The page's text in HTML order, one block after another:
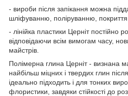
- вироби після запікання можна
шліфуванню, поліруванню,
- лінійка пластики Церніт постійно
відповідаючи всім вимогам часу,
майстрів.
Полімерна глина Церніт - визнана
найбільш міцних і твердих глин
ідеально підходить і для тонких
флористики, завдяки стійкості до